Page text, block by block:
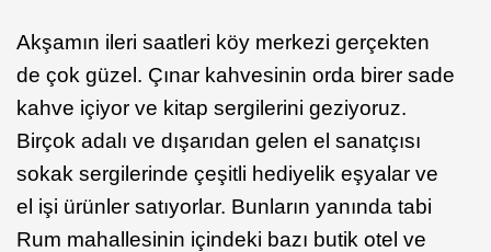
Akşamın ileri saatleri köy merkezi gerçekten
de çok güzel. Çınar kahvesinin orda birer sade
kahve içiyor ve kitap sergilerini geziyoruz.
Birçok adalı ve dışarıdan gelen el sanatçısı
sokak sergilerinde çeşitli hediyelik eşyalar ve
el işi ürünler satıyorlar. Bunların yanında tabi
Rum mahallesinin içindeki bazı butik otel ve